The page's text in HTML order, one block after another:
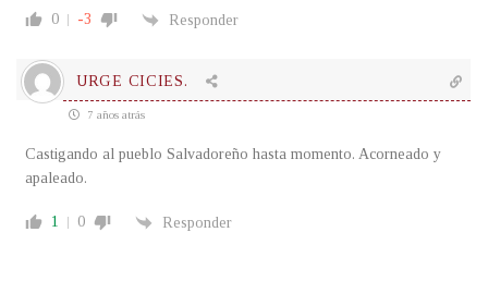
0 -3 Responder
URGE CICIES.
7 años atrás
Castigando al pueblo Salvadoreño hasta momento. Acorneado y
apaleado.
1 0 Responder